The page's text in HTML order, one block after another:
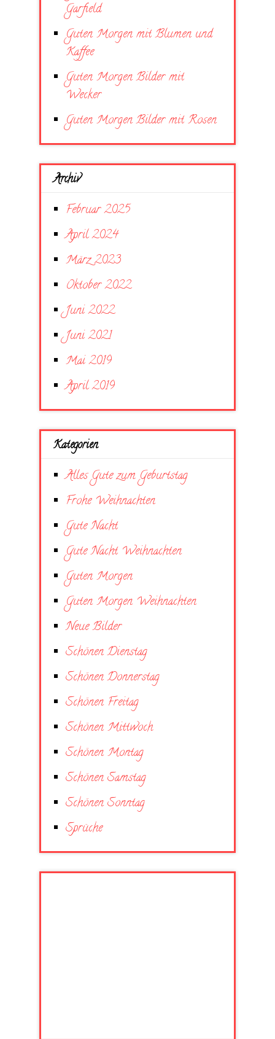
Garfield
Guten Morgen mit Blumen und
Kaffee
Guten Morgen Bilder mit
Wecker
Guten Morgen Bilder mit Rosen
Archiv
Februar 2025
April 2024
März 2023
Oktober 2022
Juni 2022
Juni 2021
Mai 2019
April 2019
Kategorien
Alles Gute zum Geburtstag
Frohe Weihnachten
Gute Nacht
Gute Nacht Weihnachten
Guten Morgen
Guten Morgen Weihnachten
Neue Bilder
Schönen Dienstag
Schönen Donnerstag
Schönen Freitag
Schönen Mittwoch
Schönen Montag
Schönen Samstag
Schönen Sonntag
Sprüche